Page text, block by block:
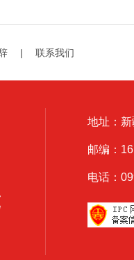
| 联系我们
地址：
邮编：
电话：